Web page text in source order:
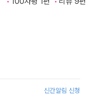
신간알림 신청